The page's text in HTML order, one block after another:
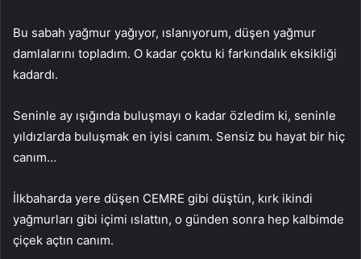
Bu sabah yağmur yağıyor, ıslanıyorum, düşen yağmur
damlalarını topladım. O kadar çoktu ki farkındalık eksikliği
kadardı.
Seninle ay ışığında buluşmayı o kadar özledim ki, seninle
yıldızlarda buluşmak en iyisi canım. Sensiz bu hayat bir hiç
canım…
İlkbaharda yere düşen CEMRE gibi düştün, kırk ikindi
yağmurları gibi içimi ıslattın, o günden sonra hep kalbimde
çiçek açtın canım.